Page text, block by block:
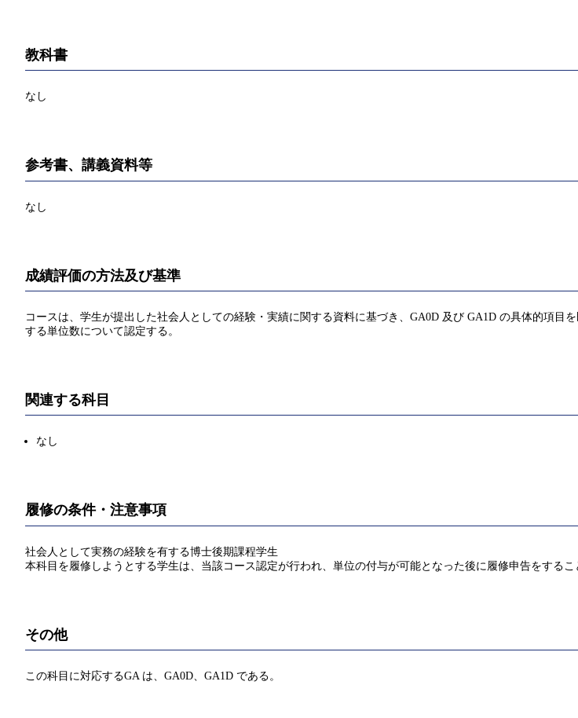
教科書
なし
参考書、講義資料等
なし
成績評価の方法及び基準
コースは、学生が提出した社会人としての経験・実績に関する資料に基づき、GA0D 及び GA1D の具体的項
する単位数について認定する。
関連する科目
なし
履修の条件・注意事項
社会人として実務の経験を有する博士後期課程学生
本科目を履修しようとする学生は、当該コース認定が行われ、単位の付与が可能となった後に履修申告をするこ
その他
この科目に対応するGA は、GA0D、GA1D である。